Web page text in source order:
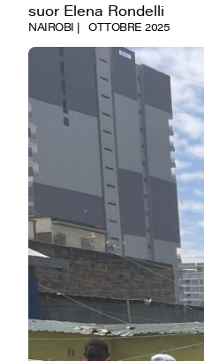
suor Elena Rondelli
NAIROBI OTTOBRE 2025